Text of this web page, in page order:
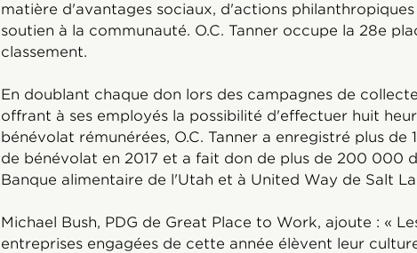
matière d'avantages sociaux, d'actions
soutien à la communauté. O.C. Tanner occupe la 28e
classement.
En doublant chaque don lors des campagnes de
offrant à ses employés la possibilité d'effectuer huit
bénévolat rémunérées, O.C. Tanner a enregistré plus de
de bénévolat en 2017 et a fait don de plus de 200 000
Banque alimentaire de l'Utah et à United Way de Salt
Michael Bush, PDG de Great Place to Work, ajoute : «
entreprises engagées de cette année élèvent leur